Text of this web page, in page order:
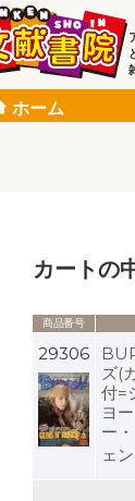
ホーム
カートの
商品番号
29306
ズ(
付=
ヨ
ー
ェ